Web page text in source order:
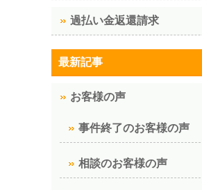
過払い金返還請求
最新記事
お客様の声
事件終了のお客様の声
相談のお客様の声